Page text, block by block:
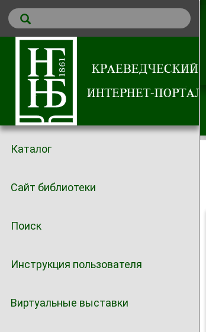
Каталог
Сайт библиотеки
Поиск
Инструкция пользователя
Виртуальные выставки